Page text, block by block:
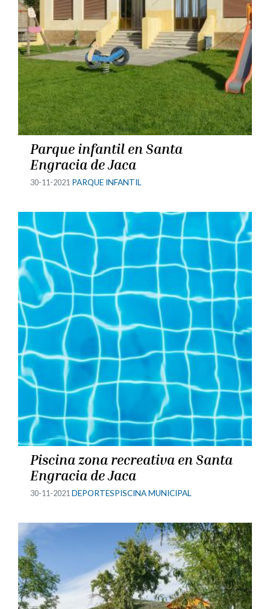
Parque infantil en Santa
Engracia de Jaca
30-11-2021 PARQUE INFANTIL
Piscina zona recreativa en Santa
Engracia de Jaca
30-11-2021 DEPORTESPISCINA MUNICIPAL